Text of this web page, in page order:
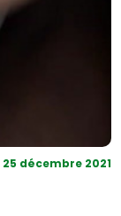
25 décembre 2021